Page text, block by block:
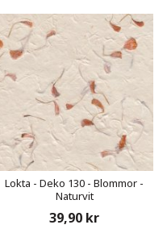
Lokta - Deko 130 - Blommor -
Naturvit
39,90 kr